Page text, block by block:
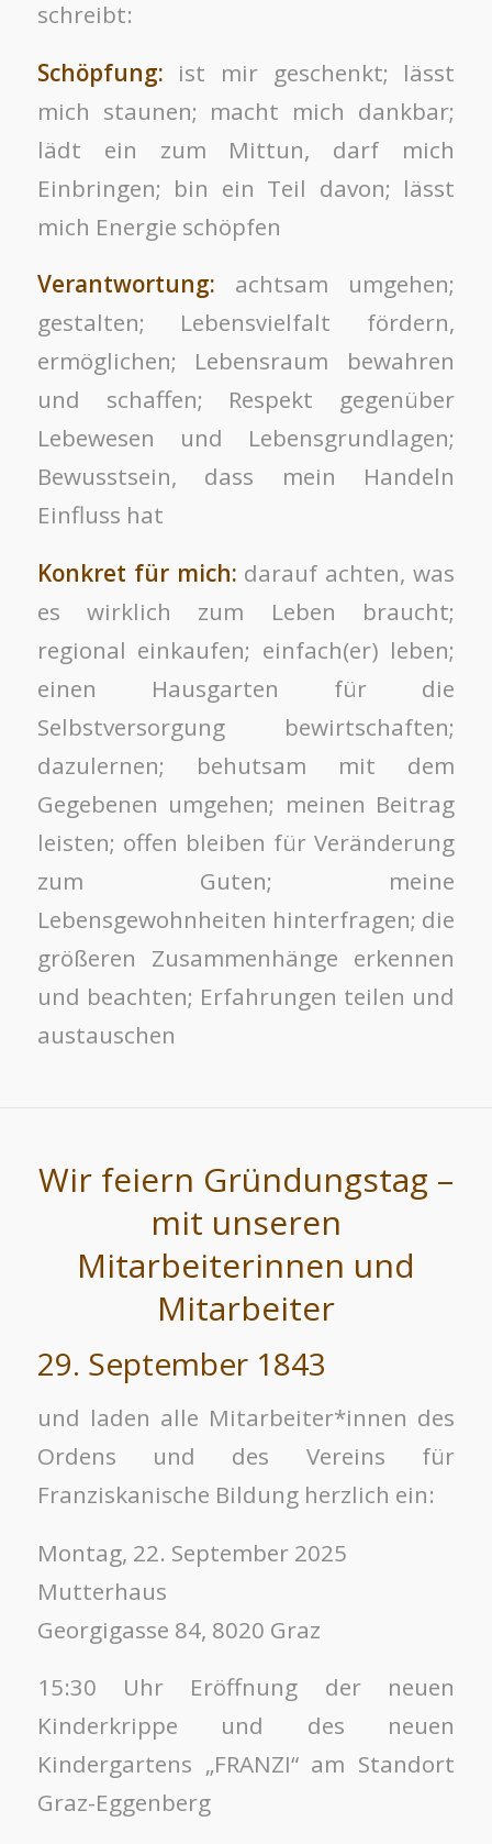
schreibt:
Schöpfung: ist mir geschenkt; lässt
mich staunen; macht mich dankbar;
lädt ein zum Mittun, darf mich
Einbringen; bin ein Teil davon; lässt
mich Energie schöpfen
Verantwortung: achtsam umgehen;
gestalten; Lebensvielfalt fördern,
ermöglichen; Lebensraum bewahren
und schaffen; Respekt gegenüber
Lebewesen und Lebensgrundlagen;
Bewusstsein, dass mein Handeln
Einfluss hat
Konkret für mich: darauf achten, was
es wirklich zum Leben braucht;
regional einkaufen; einfach(er) leben;
einen Hausgarten für die
Selbstversorgung bewirtschaften;
dazulernen; behutsam mit dem
Gegebenen umgehen; meinen Beitrag
leisten; offen bleiben für Veränderung
zum Guten; meine
Lebensgewohnheiten hinterfragen; die
größeren Zusammenhänge erkennen
und beachten; Erfahrungen teilen und
austauschen
Wir feiern Gründungstag –
mit unseren
Mitarbeiterinnen und
Mitarbeiter
29. September 1843
und laden alle Mitarbeiter*innen des
Ordens und des Vereins für
Franziskanische Bildung herzlich ein:
Montag, 22. September 2025
Mutterhaus
Georgigasse 84, 8020 Graz
15:30 Uhr Eröffnung der neuen
Kinderkrippe und des neuen
Kindergartens „FRANZI“ am Standort
Graz-Eggenberg